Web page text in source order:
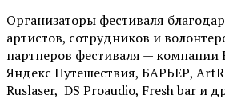
Организаторы фестиваля
артистов, сотрудников и
партнеров фестиваля — компании
Яндекс Путешествия, БАРЬЕР,
Ruslaser, DS Proaudio, Fresh bar и